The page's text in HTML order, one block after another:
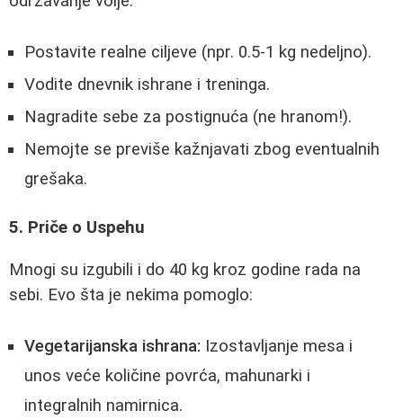
Postavite realne ciljeve (npr. 0.5-1 kg nedeljno).
Vodite dnevnik ishrane i treninga.
Nagradite sebe za postignuća (ne hranom!).
Nemojte se previše kažnjavati zbog eventualnih
grešaka.
5. Priče o Uspehu
Mnogi su izgubili i do 40 kg kroz godine rada na
sebi. Evo šta je nekima pomoglo:
Vegetarijanska ishrana: Izostavljanje mesa i
unos veće količine povrća, mahunarki i
integralnih namirnica.